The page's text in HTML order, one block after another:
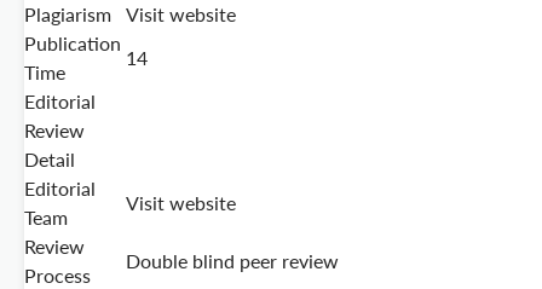
Plagiarism
Visit website
Publication
Time
14
Editorial
Review
Detail
Editorial
Team
Visit website
Review
Process
Double blind peer review